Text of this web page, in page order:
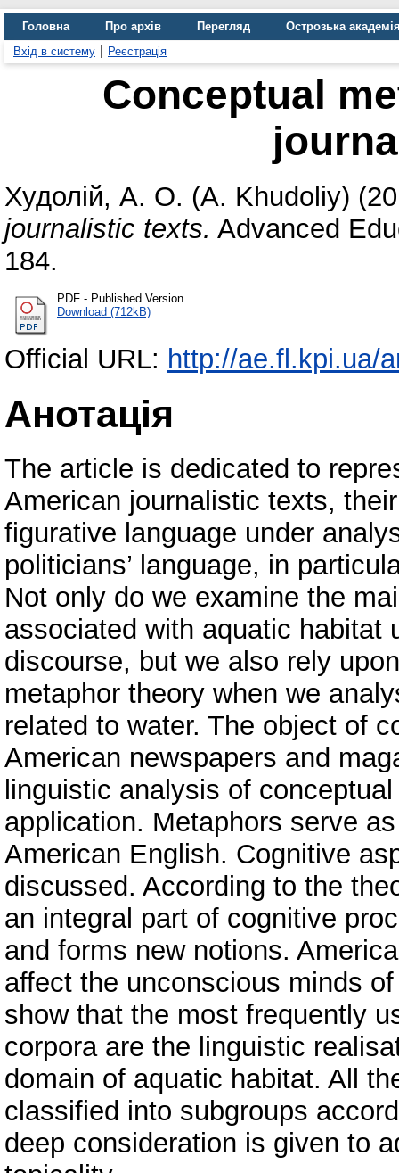
Головна Про архів Перегляд
Острозька
Вхід в систему
Реєстрація
Conceptual
Худолій, А. О. (A. Khudoliy)
journalistic texts. Advanced
184.
PDF - Published Version
Download (712kB)
Official URL: http://ae.fl.kpi.ua/
Анотація
The article is dedicated to
American journalistic texts,
figurative language under
politicians’ language, in
Not only do we examine the
associated with aquatic habitat
discourse, but we also rely
metaphor theory when we
related to water. The object of
American newspapers and
linguistic analysis of
application. Metaphors serve
American English. Cognitive
discussed. According to the
an integral part of cognitive
and forms new notions.
affect the unconscious minds
show that the most frequently
corpora are the linguistic
domain of aquatic habitat. All
classified into subgroups
deep consideration is given to